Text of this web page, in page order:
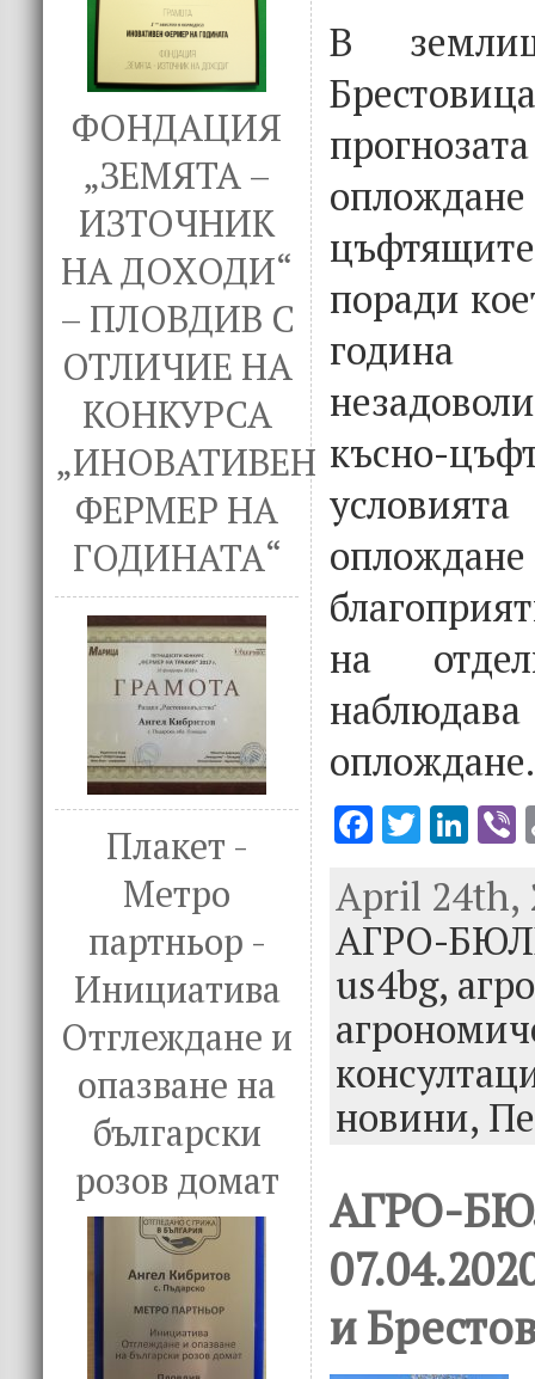
ФОНДАЦИЯ
„ЗЕМЯТА –
ИЗТОЧНИК
НА ДОХОДИ“
– ПЛОВДИВ С
ОТЛИЧИЕ НА
КОНКУРСА
„ИНОВАТИВЕН
ФЕРМЕР НА
ГОДИНАТА“
Плакет -
Метро
партньор -
Инициатива
Отглеждане и
опазване на
български
розов домат
В
поради
късно-
на
F
e
b
o
o
k
T
it
te
r
Li
k
e
dI
n
April 24th,
АГРО-
us4bg,
новини,
АГРО-
и